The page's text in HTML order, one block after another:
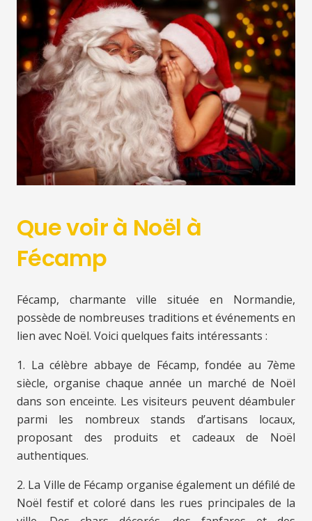
Que voir à Noël à
Fécamp
Fécamp, charmante ville située en Normandie,
possède de nombreuses traditions et événements en
lien avec Noël. Voici quelques faits intéressants :
1. La célèbre abbaye de Fécamp, fondée au 7ème
siècle, organise chaque année un marché de Noël
dans son enceinte. Les visiteurs peuvent déambuler
parmi les nombreux stands d’artisans locaux,
proposant des produits et cadeaux de Noël
authentiques.
2. La Ville de Fécamp organise également un défilé de
Noël festif et coloré dans les rues principales de la